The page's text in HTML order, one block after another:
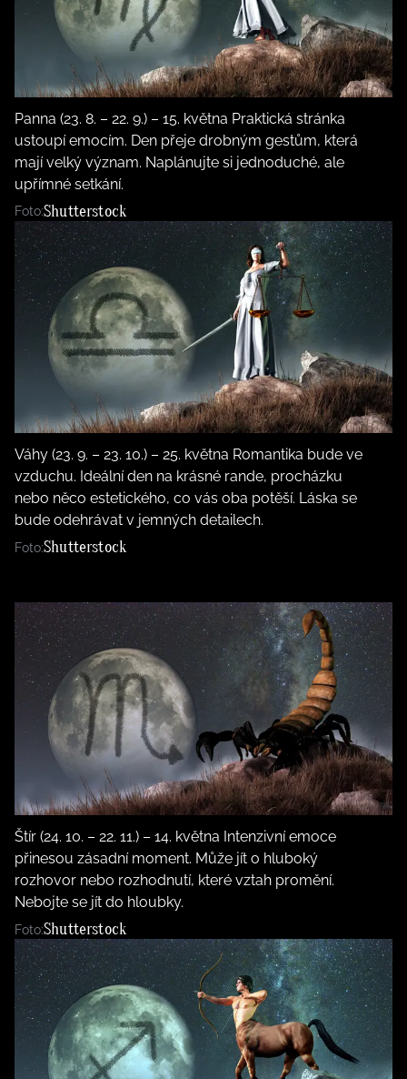
Panna (23. 8. – 22. 9.) – 15. května Praktická stránka
ustoupí emocím. Den přeje drobným gestům, která
mají velký význam. Naplánujte si jednoduché, ale
upřímné setkání.
Foto:Shutterstock
Váhy (23. 9. – 23. 10.) – 25. května Romantika bude ve
vzduchu. Ideální den na krásné rande, procházku
nebo něco estetického, co vás oba potěší. Láska se
bude odehrávat v jemných detailech.
Foto:Shutterstock
Štír (24. 10. – 22. 11.) – 14. května Intenzivní emoce
přinesou zásadní moment. Může jít o hluboký
rozhovor nebo rozhodnutí, které vztah promění.
Nebojte se jít do hloubky.
Foto:Shutterstock